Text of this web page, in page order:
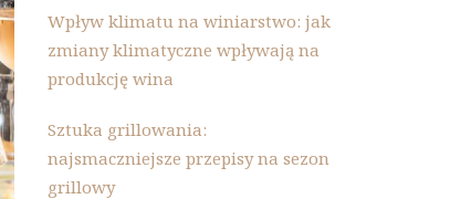
Wpływ klimatu na winiarstwo: jak
zmiany klimatyczne wpływają na
produkcję wina
Sztuka grillowania:
najsmaczniejsze przepisy na sezon
grillowy